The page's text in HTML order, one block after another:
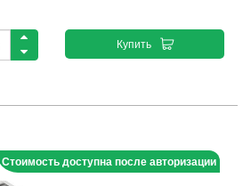
Купить
Стоимость доступна после авторизации